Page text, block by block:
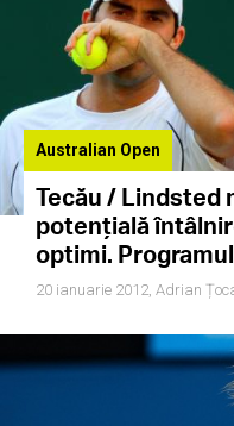
Australian Open
Tecău / Lindsted
potențială
optimi.
20 ianuarie 2012, Adrian